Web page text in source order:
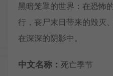
黑暗笼罩的世界：在恐怖
行，丧尸末日带来的毁灭
在深深的阴影中。
中文名称： 死亡季节